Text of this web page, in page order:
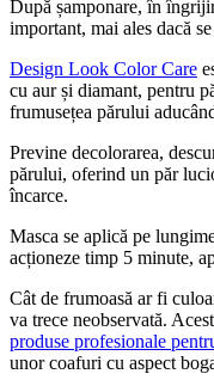
După șamponare, în
important, mai ales dacă
Design Look Color Care
cu aur și diamant, pentru
frumusețea părului
Previne decolorarea,
părului, oferind un păr
încarce.
Masca se aplică pe
acționeze timp 5 minute,
Cât de frumoasă ar fi
va trece neobservată.
produse profesionale
unor coafuri cu aspect